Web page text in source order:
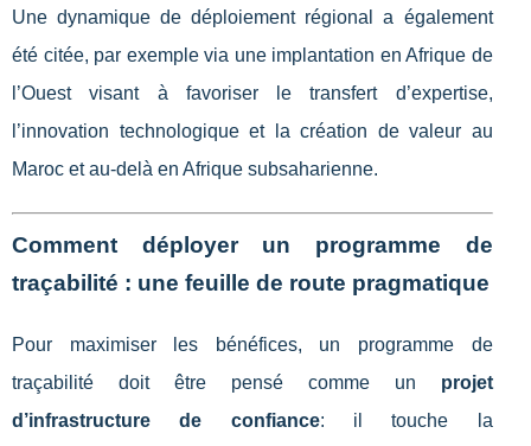
Une dynamique de déploiement régional a également
été citée, par exemple via une implantation en Afrique de
l’Ouest visant à favoriser le transfert d’expertise,
l’innovation technologique et la création de valeur au
Maroc et au-delà en Afrique subsaharienne.
Comment déployer un programme de
traçabilité : une feuille de route pragmatique
Pour maximiser les bénéfices, un programme de
traçabilité doit être pensé comme un projet
d’infrastructure de confiance: il touche la